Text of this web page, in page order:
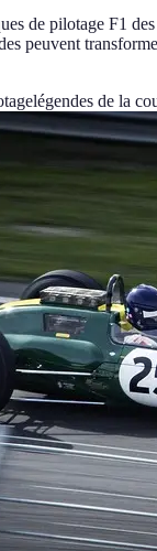
de pilotage F1
peuvent
légendes de la